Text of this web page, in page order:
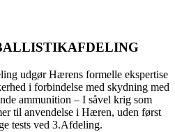
udgør Hærens formelle ekspertise
i forbindelse med skydning med
ammunition – I såvel krig som
til anvendelse i Hæren, uden først
tests ved 3.Afdeling.